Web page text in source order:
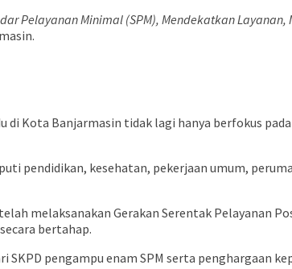
Pelayanan Minimal (SPM), Mendekatkan
Kota Banjarmasin tidak lagi hanya berfokus
pendidikan, kesehatan, pekerjaan umum,
melaksanakan Gerakan Serentak Pelayanan
bertahap.
pengampu enam SPM serta penghargaan